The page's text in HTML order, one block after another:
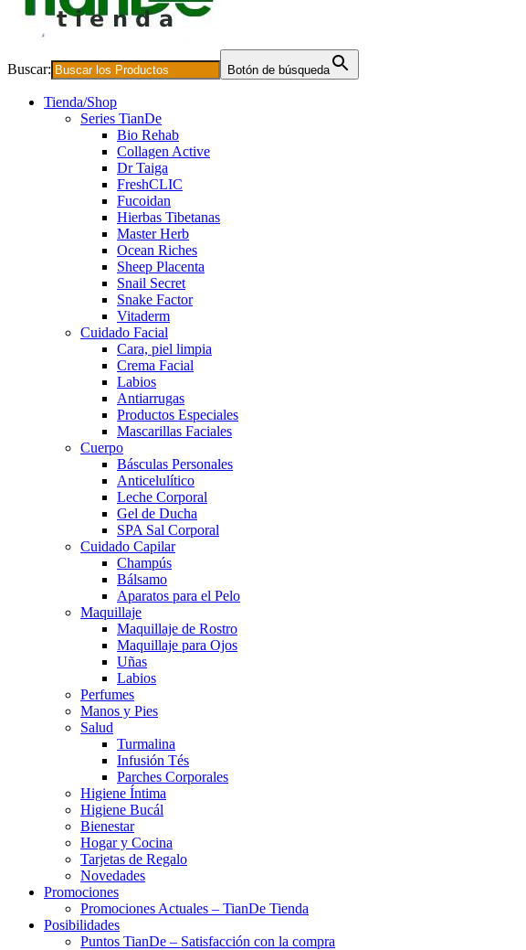
Buscar: Botón de búsqueda
Tienda/Shop
Series TianDe
Bio Rehab
Collagen Active
Dr Taiga
FreshCLIC
Fucoidan
Hierbas Tibetanas
Master Herb
Ocean Riches
Sheep Placenta
Snail Secret
Snake Factor
Vitaderm
Cuidado Facial
Cara, piel limpia
Crema Facial
Labios
Antiarrugas
Productos Especiales
Mascarillas Faciales
Cuerpo
Básculas Personales
Anticelulítico
Leche Corporal
Gel de Ducha
SPA Sal Corporal
Cuidado Capilar
Champús
Bálsamo
Aparatos para el Pelo
Maquillaje
Maquillaje de Rostro
Maquillaje para Ojos
Uñas
Labios
Perfumes
Manos y Pies
Salud
Turmalina
Infusión Tés
Parches Corporales
Higiene Íntima
Higiene Bucál
Bienestar
Hogar y Cocina
Tarjetas de Regalo
Novedades
Promociones
Promociones Actuales – TianDe Tienda
Posibilidades
Puntos TianDe – Satisfacción con la compra